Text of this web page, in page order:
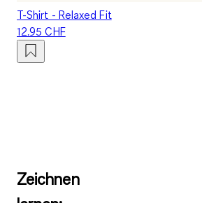
T-Shirt - Relaxed Fit
12.95 CHF
Zeichnen